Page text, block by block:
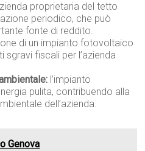
proprietaria del tetto
periodico, che può
fonte di reddito.
di un impianto fotovoltaico
sgravi fiscali per l’azienda
l’impianto
pulita, contribuendo alla
dell’azienda.
Genova